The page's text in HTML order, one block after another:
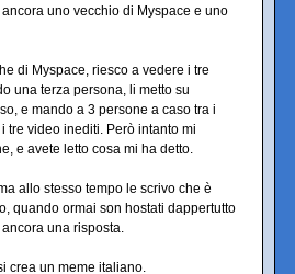
uno vecchio di Myspace e uno
di Myspace, riesco a vedere i tre
una terza persona, li metto su
e mando a 3 persone a caso tra i
tre video inediti. Però intanto mi
e avete letto cosa mi ha detto.
allo stesso tempo le scrivo che è
quando ormai son hostati dappertutto
una risposta.
crea un meme italiano.